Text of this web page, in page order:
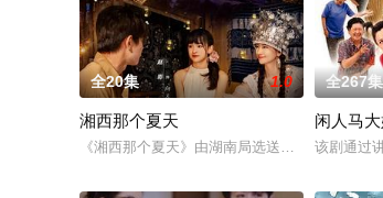
全20集 1.0
湘西那个夏天
《湘西那个夏天》由湖南局选送，湖南电视台
全267集
闲人马大
该剧通过